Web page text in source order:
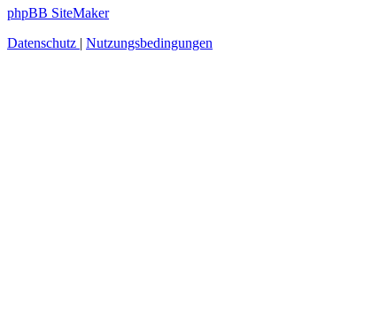
phpBB SiteMaker
Datenschutz | Nutzungsbedingungen